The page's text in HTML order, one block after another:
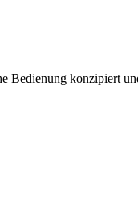
Bedienung konzipiert